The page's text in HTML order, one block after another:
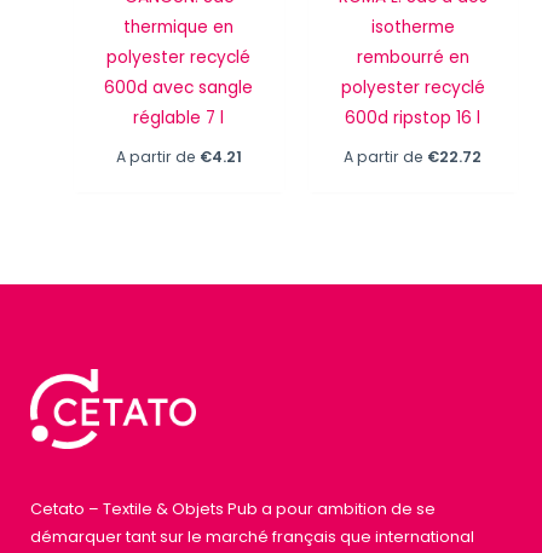
thermique en
polyester recyclé
600d avec sangle
réglable 7 l
A partir de €4.21
isotherme
rembourré en
polyester recyclé
600d ripstop 16 l
A partir de €22.72
Cetato – Textile & Objets Pub a pour ambition de se
démarquer tant sur le marché français que international